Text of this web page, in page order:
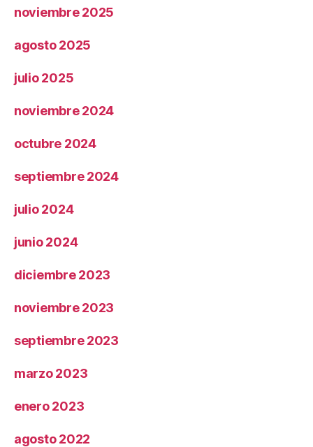
noviembre 2025
agosto 2025
julio 2025
noviembre 2024
octubre 2024
septiembre 2024
julio 2024
junio 2024
diciembre 2023
noviembre 2023
septiembre 2023
marzo 2023
enero 2023
agosto 2022